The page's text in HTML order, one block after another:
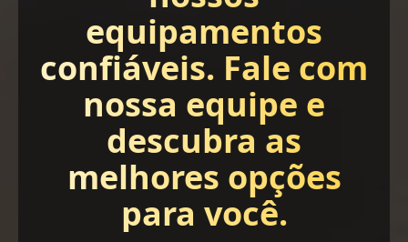
equipamentos
confiáveis. Fale com
nossa equipe e
descubra as
melhores opções
para você.